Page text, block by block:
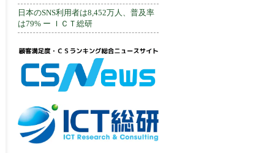
日本のSNS利用者は8,452万人、普及率
は79% ー ＩＣＴ総研